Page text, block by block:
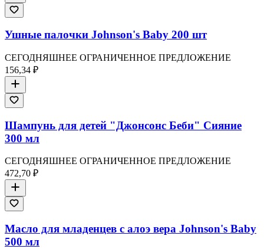
Ушные палочки Johnson's Baby 200 шт
СЕГОДНЯШНЕЕ ОГРАНИЧЕННОЕ ПРЕДЛОЖЕНИЕ
156,34 ₽
Шампунь для детей "Джонсонс Беби" Сияние
300 мл
СЕГОДНЯШНЕЕ ОГРАНИЧЕННОЕ ПРЕДЛОЖЕНИЕ
472,70 ₽
Масло для младенцев с алоэ вера Johnson's Baby
500 мл